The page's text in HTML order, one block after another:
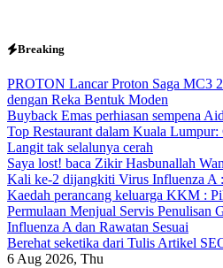
Skip
content
Breaking
PROTON Lancar Proton Saga MC3
dengan Reka Bentuk Moden
Buyback Emas perhiasan sempena
Top Restaurant dalam Kuala Lumpur:
Langit tak selalunya cerah
Saya lost! baca Zikir Hasbunallah
Kali ke-2 dijangkiti Virus Influenza A
Kaedah perancang keluarga KKM :
Permulaan Menjual Servis Penulisan
Influenza A dan Rawatan Sesuai
Berehat seketika dari Tulis Artikel
6 Aug 2026, Thu